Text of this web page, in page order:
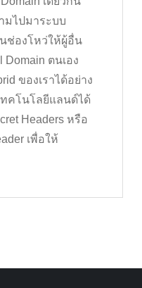
มไปมาระบบ
นช่องโหว่ให้ผู้อื่น
ตนเอง
ของเราได้อย่าง
ทคโนโลยีแลนด์ได้
Headers หรือ
เพื่อให้